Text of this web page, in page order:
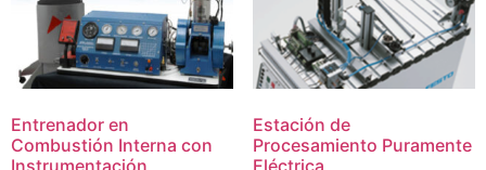
Entrenador en
Combustión Interna con
Estación de
Procesamiento Puramente